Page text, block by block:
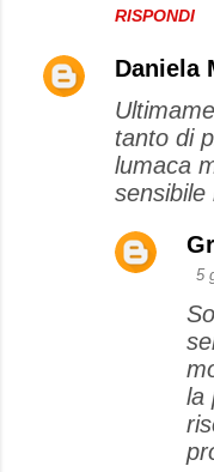
RISPONDI
Daniela
tanto di
lumaca
sensibile
5
la